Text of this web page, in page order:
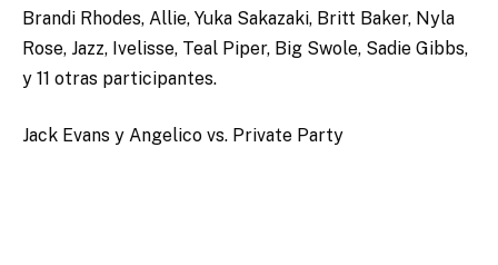
Brandi Rhodes, Allie, Yuka Sakazaki, Britt Baker, Nyla
Rose, Jazz, Ivelisse, Teal Piper, Big Swole, Sadie Gibbs,
y 11 otras participantes.
Jack Evans y Angelico vs. Private Party